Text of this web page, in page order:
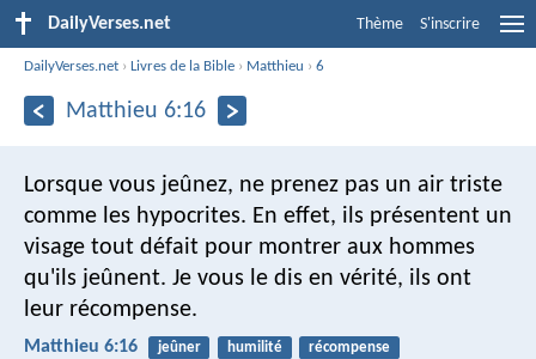
DailyVerses.net Thème S'inscrire
DailyVerses.net ›Livres de la Bible › Matthieu ›6
Matthieu 6:16
Lorsque vous jeûnez, ne prenez pas un air triste
comme les hypocrites. En effet, ils présentent un
visage tout défait pour montrer aux hommes
qu'ils jeûnent. Je vous le dis en vérité, ils ont
leur récompense.
Matthieu 6:16 jeûner humilité récompense